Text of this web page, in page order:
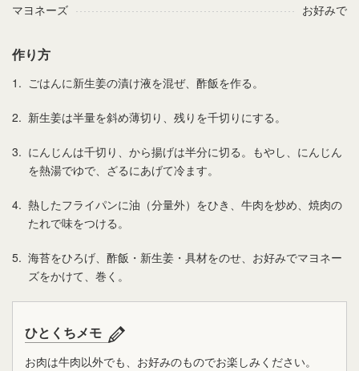
マヨネーズ
お好みで
作り方
1. ごはんに新生姜の漬け液を混ぜ、酢飯を作る。
2. 新生姜は半量を斜め薄切り、残りを千切りにする。
3. にんじんは千切り、から揚げは半分に切る。もやし、にんじん
を熱湯でゆで、ざるにあげて冷ます。
4. 熱したフライパンに油（分量外）をひき、牛肉を炒め、焼肉の
たれで味をつける。
5. 海苔をひろげ、酢飯・新生姜・具材をのせ、お好みでマヨネー
ズをかけて、巻く。
ひとくちメモ
お肉は牛肉以外でも、お好みのものでお楽しみください。